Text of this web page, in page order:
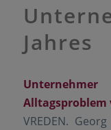
Jahres
Alltagsproblem
VREDEN.